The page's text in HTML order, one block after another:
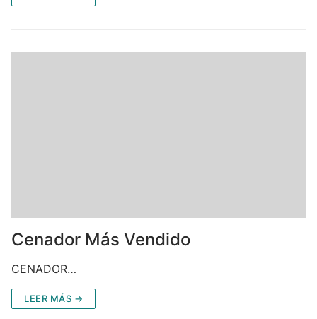
Cenador Más Vendido
CENADOR…
LEER MÁS →